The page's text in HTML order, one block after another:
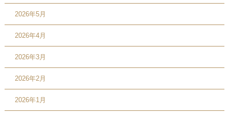
2026年5月
2026年4月
2026年3月
2026年2月
2026年1月